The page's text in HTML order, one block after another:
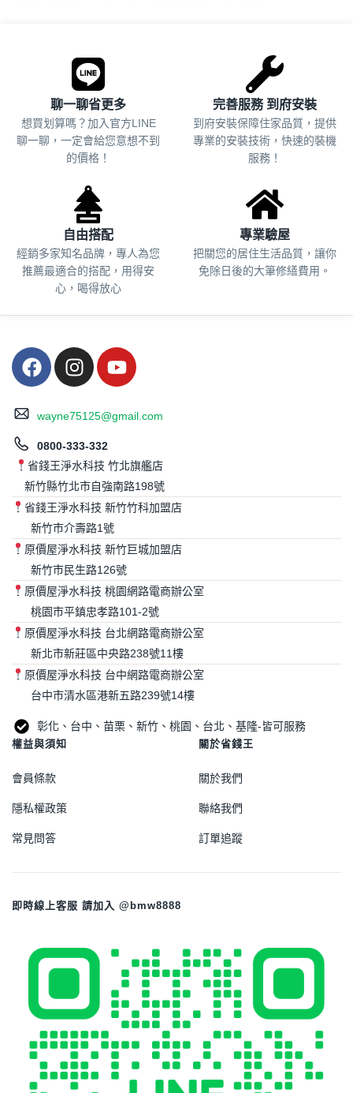
聊一聊省更多
想買划算嗎？加入官方LINE
聊一聊，一定會給您意想不到
的價格！
完善服務 到府安裝
到府安裝保障住家品質，提供
專業的安裝技術，快速的裝機
服務！
自由搭配
經銷多家知名品牌，專人為您
推薦最適合的搭配，用得安
心，喝得放心
專業驗屋
把關您的居住生活品質， 讓你
免除日後的大筆修繕費用。
wayne75125@gmail.com
0800-333-332
省錢王淨水科技 竹北旗艦店
新竹縣竹北市自強南路198號
省錢王淨水科技 新竹竹科加盟店
新竹市介壽路1號
原價屋淨水科技 新竹巨城加盟店
新竹市民生路126號
原價屋淨水科技 桃園網路電商辦公室
桃園市平鎮忠孝路101-2號
原價屋淨水科技 台北網路電商辦公室
新北市新莊區中央路238號11樓
原價屋淨水科技 台中網路電商辦公室
台中市清水區港新五路239號14樓
彰化、台中、苗栗、新竹、桃園、台北、基隆-皆可服務
權益與須知
會員條款
隱私權政策
常見問答
關於省錢王
關於我們
聯絡我們
訂單追蹤
即時線上客服 請加入 @bmw8888